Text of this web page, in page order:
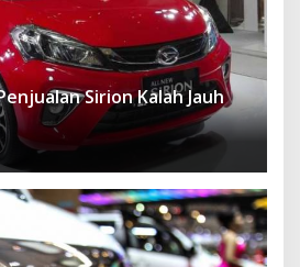
Sirion Kalah Jauh